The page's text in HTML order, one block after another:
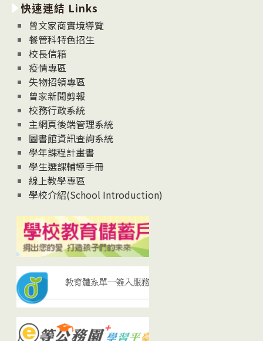
消
息
News
快速連結 Links
曾文家商實境導覽
餐管科特色招生
校長信箱
疫情專區
失物招領專區
曾家新聞剪報
校務行政系統
主網頁後端管理系統
圖書館資訊查詢系統
學年課程計畫書
學生選課輔導手冊
線上教學專區
學校介紹(School Introduction)